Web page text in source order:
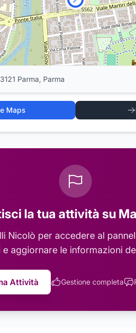
Parma, Parma
Maps
la tua attività su
Nicolò per accedere al
e aggiornare le informazioni
Attività Gestione completa